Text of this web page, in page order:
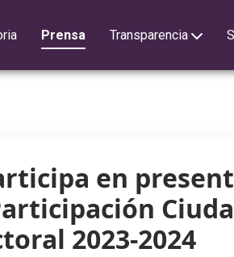
Prensa Transparencia
en
2023-2024